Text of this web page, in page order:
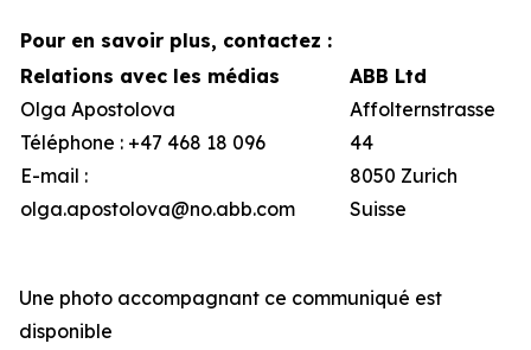
Pour en savoir plus, contactez :
Relations avec les médias
Olga Apostolova
Téléphone : +47 468 18 096
E-mail :
olga.apostolova@no.abb.com
ABB Ltd
Affolternstrasse
44
8050 Zurich
Suisse
Une photo accompagnant ce communiqué est
disponible